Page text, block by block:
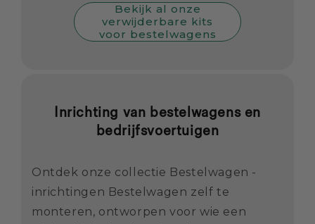
Bekijk al onze
verwijderbare kits
voor bestelwagens
Inrichting van bestelwagens en
bedrijfsvoertuigen
Ontdek onze collectie Bestelwagen -
inrichtingen Bestelwagen zelf te
monteren, ontworpen voor wie een